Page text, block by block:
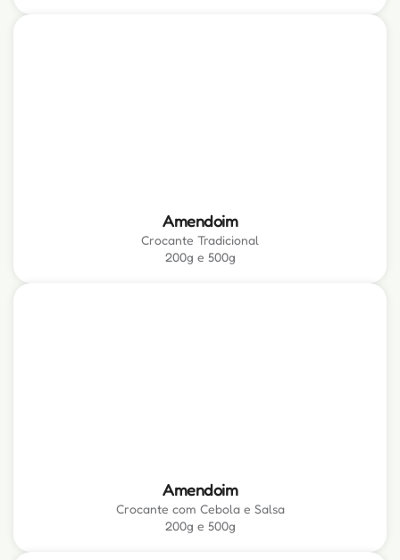
Amendoim
Crocante Tradicional
200g e 500g
Amendoim
Crocante com Cebola e Salsa
200g e 500g